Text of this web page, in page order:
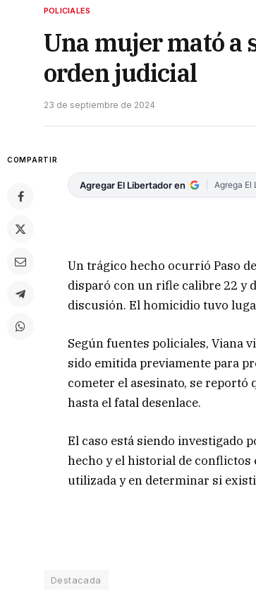
POLICIALES
Una mujer mató a
orden judicial
23 de septiembre de 2024
COMPARTIR
Agregar El Libertador en Agrega El
Un trágico hecho ocurrió Paso
disparó con un rifle calibre 22 y
discusión. El homicidio tuvo
Según fuentes policiales, Viana
sido emitida previamente para
cometer el asesinato, se
hasta el fatal desenlace.
El caso está siendo investigado
hecho y el historial de conflictos
utilizada y en determinar si
Destacada